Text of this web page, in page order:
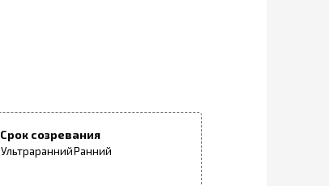
Срок созревания
УльтрараннийРанний